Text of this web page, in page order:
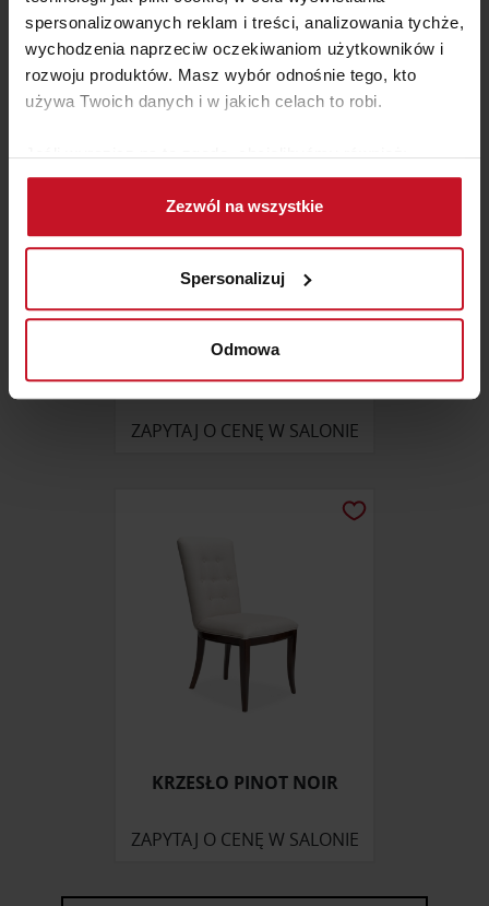
spersonalizowanych reklam i treści, analizowania tychże,
wychodzenia naprzeciw oczekiwaniom użytkowników i
rozwoju produktów. Masz wybór odnośnie tego, kto
używa Twoich danych i w jakich celach to robi.
Jeśli wyrazisz na to zgodę, chcielibyśmy również:
Gromadzić dane dotyczące Twojej lokalizacji
geograficznej z dokładnością nawet do kilku metrów
Identyfikować Twoje urządzenie, aktywnie
(fingerprinting, czyli wirtualny odcisk palca)
Dowiedz się więcej odnośnie tego, jak Twoje osobiste
dane są przetwarzane oraz ustaw własne preferencje w
zmienić lub wycofać swoją zgodę w dowolnej chwili.
analizować ruch w naszej witrynie. Informacje o tym, jak
społecznościowym, reklamowym i analitycznym.
Partnerzy mogą połączyć te informacje z innymi danymi
otrzymanymi od Ciebie lub uzyskanymi podczas
korzystania z ich usług.
Zezwól na wszystkie
Spersonalizuj
Odmowa
680 ZŁ
STÓŁ HARVEST METAL
ZAPYTAJ O CENĘ W SALONIE
KRZESŁO PINOT NOIR
ZAPYTAJ O CENĘ W SALONIE